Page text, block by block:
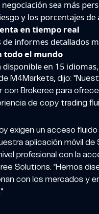
negociación sea más
y los porcentajes de
en tiempo real
informes detallados
todo el mundo
disponible en 15
M4Markets, dijo:
con Brokeree para
de copy trading
exigen un acceso
aplicación móvil
profesional con la
Solutions. "Hemos
con los mercados y